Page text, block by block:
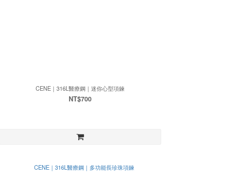
CENE｜316L醫療鋼｜迷你心型項鍊
NT$700